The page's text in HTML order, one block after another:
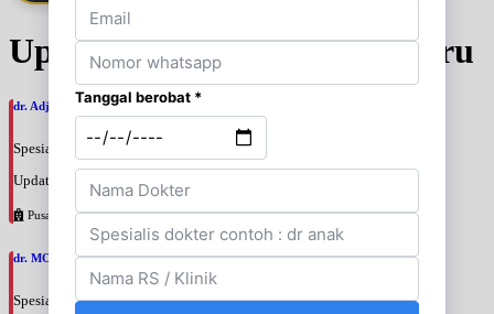
Update Jadwal Dokter terbaru
dr. Adji Suprajitno, SpPD
Spesialis: Penyakit Dalam
Update terakhir: 2026-08-07 20:37:59
Pusat Pertamina
dr. MOCHAMAD PASHA, SpPD
Spesialis: Penyakit Dalam